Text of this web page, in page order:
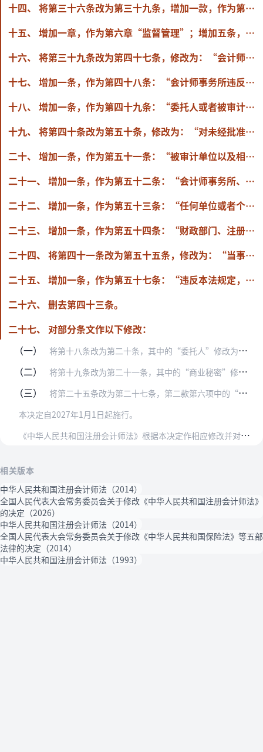
十四、 将第三十六条改为第三十九条，增加一款，作为第一款：“注册会计师协会应当加强注册会计师行业有关发展规划和人才队伍建设工作，强化行业自律监督，为提升行业服务质量，拓展业务领域和创新技术应用提供支持。”
十五、 增加一章，作为第六章“监督管理”；增加五条，分别作为第四十二条至第四十六条。内容如下：
十六、 将第三十九条改为第四十七条，修改为：“会计师事务所违反本法第二十二条、第二十三条规定的，由国务院财政部门或者省、自治区、直辖市人民政府财政部门责令限期改正，给予警告、通报批评，没收违法所得，违法所得五十万元以上的，可以并处违法所得一倍以上十倍以下的罚款，没有违法所得或者违法所得不足五十万元的，可以并处五百万元以下的罚款；情节严重的，暂停其部分或者全部经营业务一个月至十二个月或者吊销其执业许可。对直接负责的主管人员和其他直接责任人员，责令限期改正，给予警告、通报批评，没收违法所得，可以并处二百万元以下的罚款。
十七、 增加一条，作为第四十八条：“会计师事务所违反本法第三十五条规定的，由国务院财政部门或者省、自治区、直辖市人民政府财政部门责令限期改正，给予警告、通报批评，没收违法所得，违法所得十万元以上的，可以并处违法所得一倍以上十倍以下的罚款，没有违法所得或者违法所得不足十万元的，可以并处一百万元以下的罚款；情节严重的，暂停其部分或者全部经营业务一个月至十二个月或者吊销其执业许可。对直接负责的主管人员和其他直接责任人员，责令限期改正，给予警告、通报批评，没收违法所得，可以并处五十万元以下的罚款。
十八、 增加一条，作为第四十九条：“委托人或者被审计单位以及其他单位或者个人串通、唆使会计师事务所或者注册会计师违反本法第二十二条、第二十三条规定出具虚假报告的，由国务院财政部门或者省、自治区、直辖市人民政府财政部门，责令其限期改正，给予警告、通报批评，没收违法所得，可以并处五百万元以下的罚款。对直接负责的主管人员和其他直接责任人员，责令限期改正，给予警告、通报批评，没收违法所得，可以并处二百万元以下的罚款。”
十九、 将第四十条改为第五十条，修改为：“对未经批准承办本法第十六条规定的注册会计师业务的单位或者个人，由国务院财政部门或者省、自治区、直辖市人民政府财政部门责令其停止违法活动，没收违法所得，违法所得五十万元以上的，可以并处违法所得一倍以上十倍以下的罚款，没有违法所得或者违法所得不足五十万元的，可以并处五百万元以下的罚款。
二十、 增加一条，作为第五十一条：“被审计单位以及相关单位和个人向注册会计师提供虚假的会计资料或者文件的，依照有关法律、行政法规的规定处罚。”
二十一、 增加一条，作为第五十二条：“会计师事务所、注册会计师违反本法第四十三条规定的，由国务院财政部门或者省、自治区、直辖市人民政府财政部门责令限期改正，给予警告、通报批评，可以并处二十万元以下的罚款；情节严重的，处二十万元以上一百万元以下的罚款。”
二十二、 增加一条，作为第五十三条：“任何单位或者个人违反本法第四十五条规定，擅自携带、传递审计工作底稿或者审计档案出境的，由国务院财政部门或者省、自治区、直辖市人民政府财政部门责令限期改正，给予警告、通报批评，没收违法所得，对单位可以并处二百万元以下的罚款，对直接负责的主管人员和其他直接责任人员可以并处五十万元以下的罚款，属于会计师事务所且情节严重的，暂停其部分或者全部经营业务一个月至十二个月或者吊销其执业许可；对个人可以并处五十万元以下的罚款，属于注册会计师且情节严重的，暂停其执行业务一个月至十二个月或者吊销其注册会计师证书。”
二十三、 增加一条，作为第五十四条：“财政部门、注册会计师协会工作人员在注册会计师行业监督管理工作中滥用职权、玩忽职守、徇私舞弊或者泄露国家秘密、工作秘密、商业秘密、个人隐私、个人信息的，依法给予处分。”
二十四、 将第四十一条改为第五十五条，修改为：“当事人对行政处罚决定不服的，可以依法申请行政复议或者向人民法院提起行政诉讼。
二十五、 增加一条，作为第五十七条：“违反本法规定，构成犯罪的，依法追究刑事责任。”
二十六、 删去第四十三条。
二十七、 对部分条文作以下修改：
（一）
将第十八条改为第二十条，其中的“委托人”修改为“委托人或者被审计单位”；将第四十二条改为第五十六条，其中的“委托人、其他利害关系人”修改为“委托人、被审计单位以…
（二） 将第十九条改为第二十一条，其中的“商业秘密”修改为“国家秘密、工作秘密、商业秘密、个人隐私、个人信息”；在“负有保密义务”后增加“不得泄露或者非法向他人提供”。
（三）
将第二十五条改为第二十七条，第二款第六项中的“负有限责任的”修改为“有限责任”，第七项中的“审批机关”修改为“国务院财政部门”。
本决定自2027年1月1日起施行。
《
中华人民共和国注册会计师法》根据本决定作相应修改并对章、条文的序号和顺序作相应调整，重新公布。
相关版本
中华人民共和国注册会计师法（2014）
全国人民代表大会常务委员会关于修改《中华人民共和国注册会计师法》
的决定（2026）
中华人民共和国注册会计师法（2014）
全国人民代表大会常务委员会关于修改《中华人民共和国保险法》等五部
法律的决定（2014）
中华人民共和国注册会计师法（1993）